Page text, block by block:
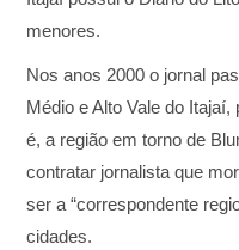
menores.
Nos anos 2000 o jornal
Médio e Alto Vale do
é, a região em torno de
contratar jornalista que
ser a “correspondente
cidades.